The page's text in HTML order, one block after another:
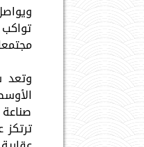
وتعد